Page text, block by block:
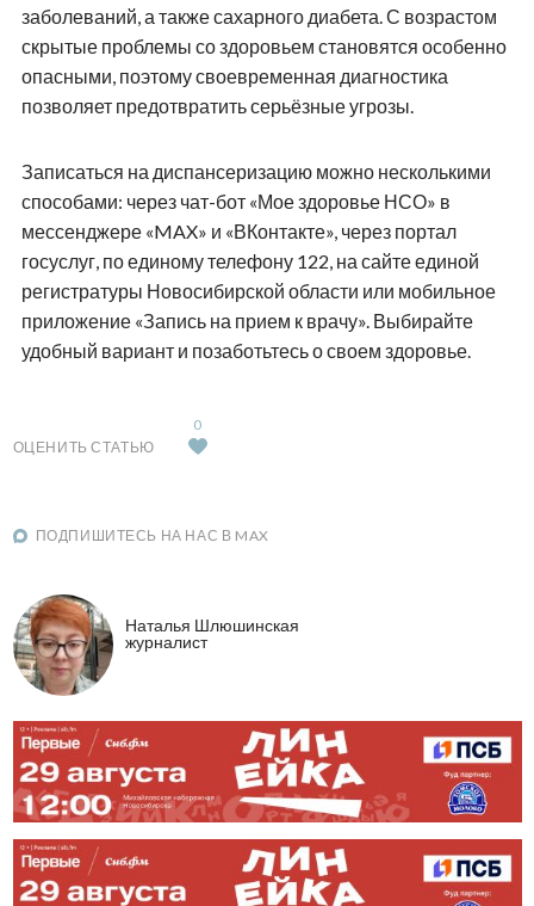
заболеваний, а также сахарного диабета. С возрастом
скрытые проблемы со здоровьем становятся особенно
опасными, поэтому своевременная диагностика
позволяет предотвратить серьёзные угрозы.
Записаться на диспансеризацию можно несколькими
способами: через чат-бот «Мое здоровье НСО» в
мессенджере «MAX» и «ВКонтакте», через портал
госуслуг, по единому телефону 122, на сайте единой
регистратуры Новосибирской области или мобильное
приложение «Запись на прием к врачу». Выбирайте
удобный вариант и позаботьтесь о своем здоровье.
ОЦЕНИТЬ СТАТЬЮ
0
ПОДПИШИТЕСЬ НА НАС В MAX
Наталья Шлюшинская
журналист